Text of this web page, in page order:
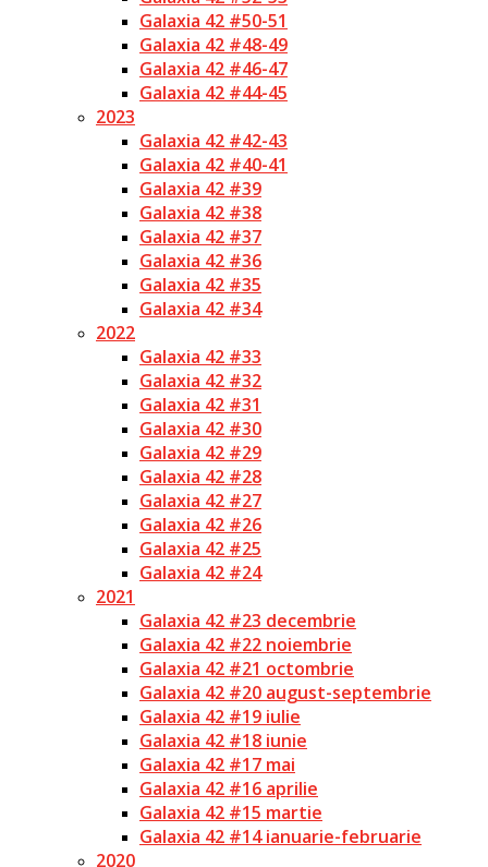
Galaxia 42 #50-51
Galaxia 42 #48-49
Galaxia 42 #46-47
Galaxia 42 #44-45
2023
Galaxia 42 #42-43
Galaxia 42 #40-41
Galaxia 42 #39
Galaxia 42 #38
Galaxia 42 #37
Galaxia 42 #36
Galaxia 42 #35
Galaxia 42 #34
2022
Galaxia 42 #33
Galaxia 42 #32
Galaxia 42 #31
Galaxia 42 #30
Galaxia 42 #29
Galaxia 42 #28
Galaxia 42 #27
Galaxia 42 #26
Galaxia 42 #25
Galaxia 42 #24
2021
Galaxia 42 #23 decembrie
Galaxia 42 #22 noiembrie
Galaxia 42 #21 octombrie
Galaxia 42 #20 august-septembrie
Galaxia 42 #19 iulie
Galaxia 42 #18 iunie
Galaxia 42 #17 mai
Galaxia 42 #16 aprilie
Galaxia 42 #15 martie
Galaxia 42 #14 ianuarie-februarie
2020